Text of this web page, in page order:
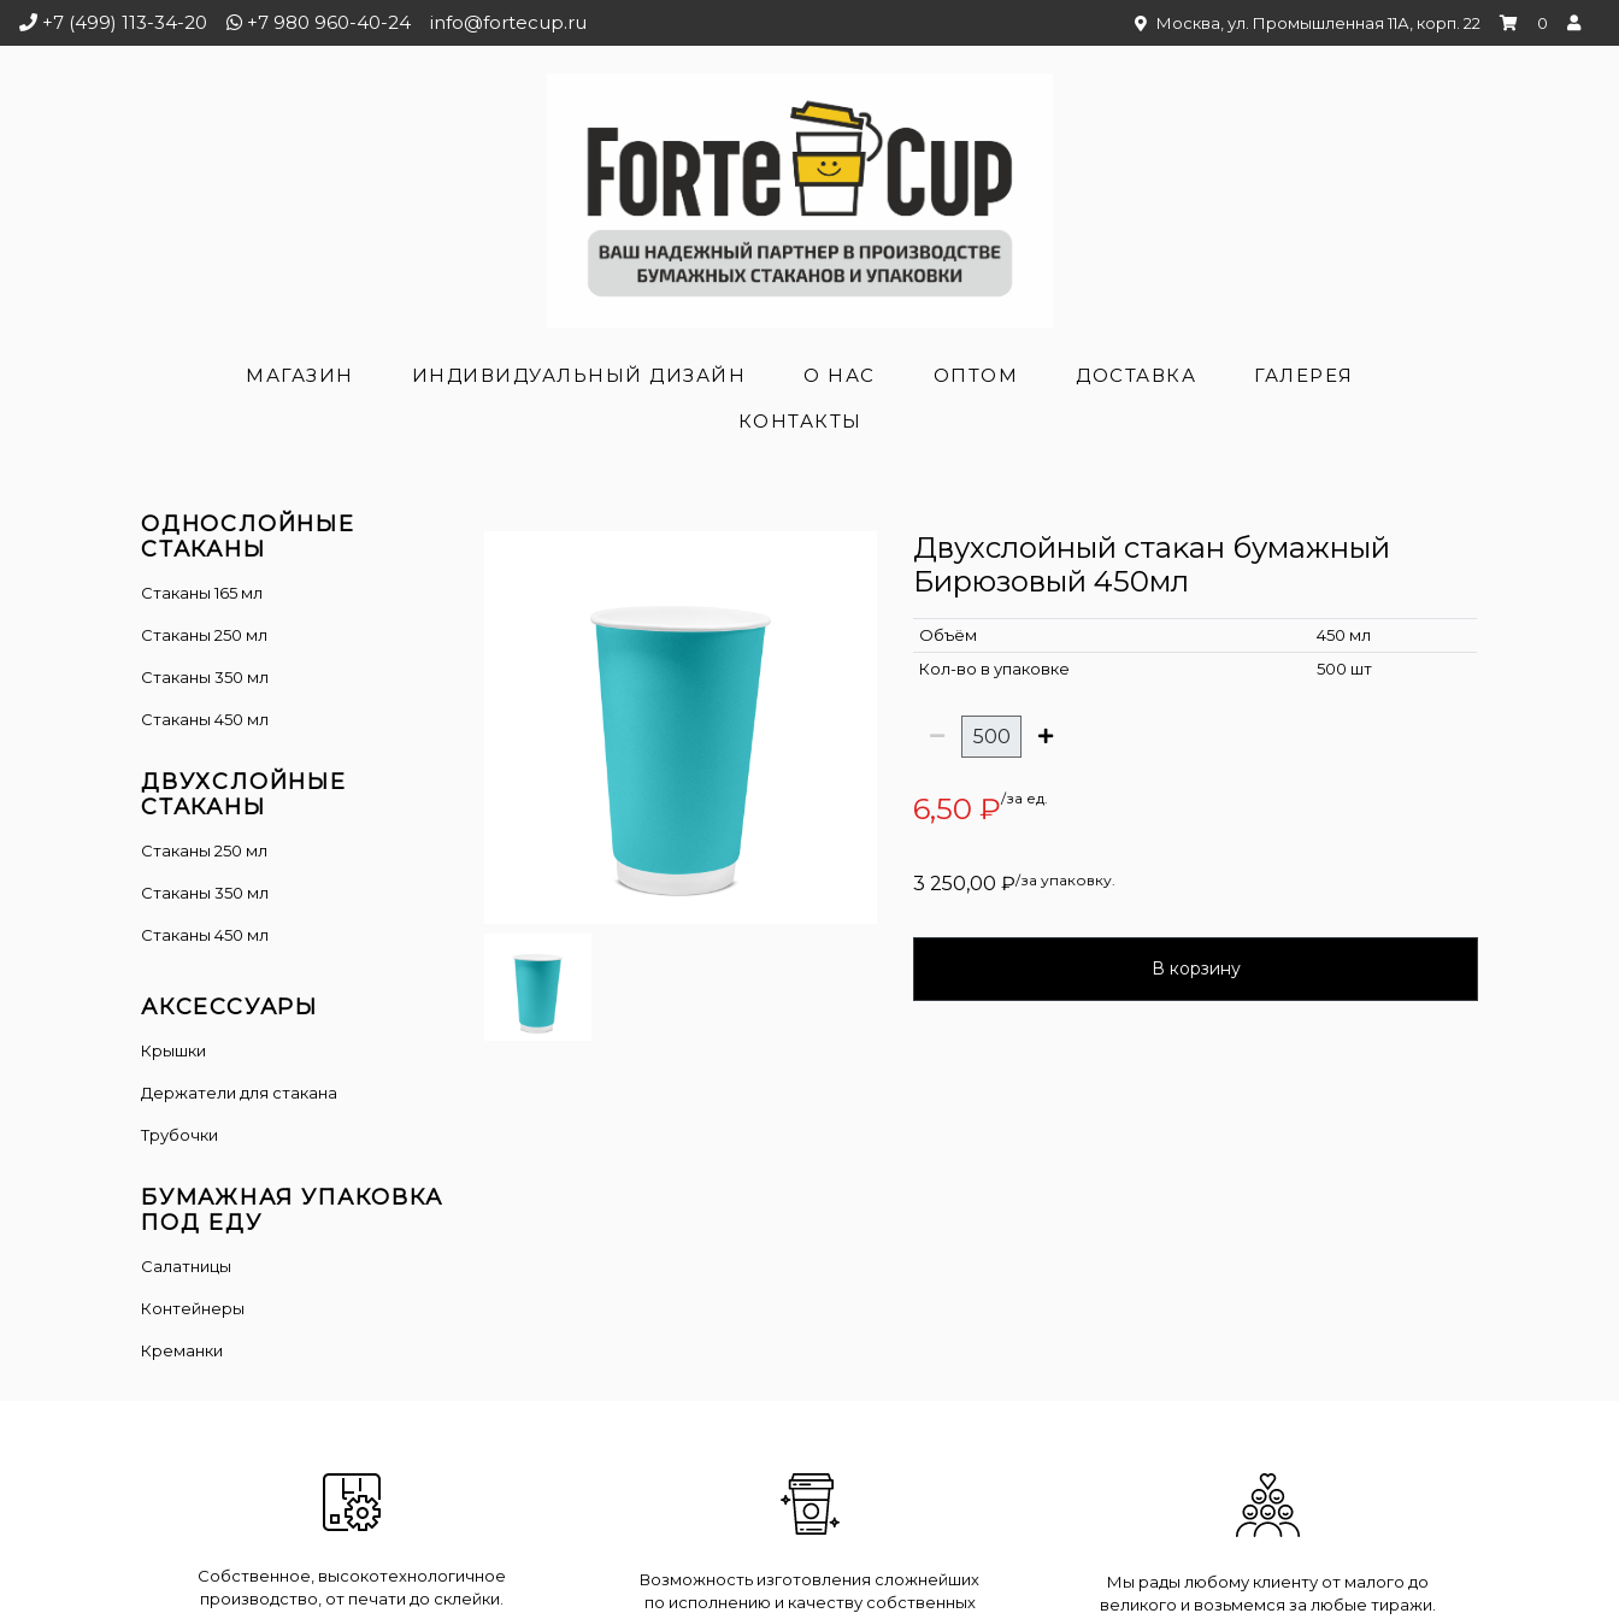
+7 (499) 113-34-20 +7 980 960-40-24 info@fortecup.ru Москва, ул. Промышленная 11А, корп. 22 0
МАГАЗИН ИНДИВИДУАЛЬНЫЙ ДИЗАЙН О НАС ОПТОМ ДОСТАВКА
ГАЛЕРЕЯ
КОНТАКТЫ
ОДНОСЛОЙНЫЕ
СТАКАНЫ
Стаканы 165 мл
Стаканы 250 мл
Стаканы 350 мл
Стаканы 450 мл
ДВУХСЛОЙНЫЕ
СТАКАНЫ
Cтаканы 250 мл
Стаканы 350 мл
Стаканы 450 мл
АКСЕССУАРЫ
Крышки
Держатели для стакана
Трубочки
БУМАЖНАЯ УПАКОВКА
ПОД ЕДУ
Салатницы
Контейнеры
Креманки
Двухслойный стаĸан бумажный
Бирюзовый 450мл
Объём
450 мл
Кол-во в упаковке
500 шт
6,50 ₽/за ед.
3 250,00₽/за упаковку.
В корзину
Собственное, высокотехнологичное
производство, от печати до склейки.
Возможность изготовления сложнейших
по исполнению и качеству собственных
Мы рады любому клиенту от малого до
великого и возьмемся за любые тиражи.